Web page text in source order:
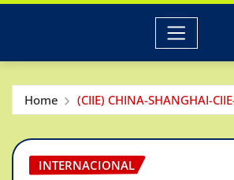
Home (CIIE) CHINA-SHANGHAI-
INTERNACIONAL